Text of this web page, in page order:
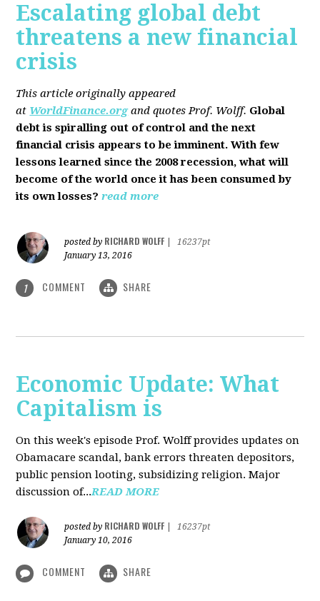
Escalating global debt
threatens a new financial
crisis
This article originally appeared
at WorldFinance.organd quotes Prof. Wolff. Global
debt is spiralling out of control and the next
financial crisis appears to be imminent. With few
lessons learned since the 2008 recession, what will
become of the world once it has been consumed by
its own losses? read more
posted by RICHARD WOLFF
16237pt
January 13, 2016
1 COMMENT SHARE
Economic Update: What
Capitalism is
On this week's episode Prof. Wolff provides updates on
Obamacare scandal, bank errors threaten depositors,
public pension looting, subsidizing religion. Major
discussion of...READ MORE
posted by RICHARD WOLFF
16237pt
January 10, 2016
COMMENT SHARE